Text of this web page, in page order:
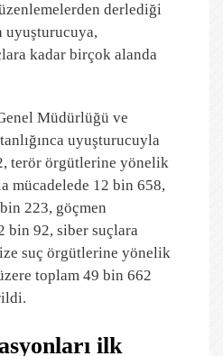
derlediği
uyuşturucuya,
kadar birçok alanda
Müdürlüğü ve
uyuşturucuyla
terör örgütlerine yönelik
mücadelede 12 bin 658,
223, göçmen
bin 92, siber suçlara
suç örgütlerine yönelik
toplam 49 bin 662
ilk